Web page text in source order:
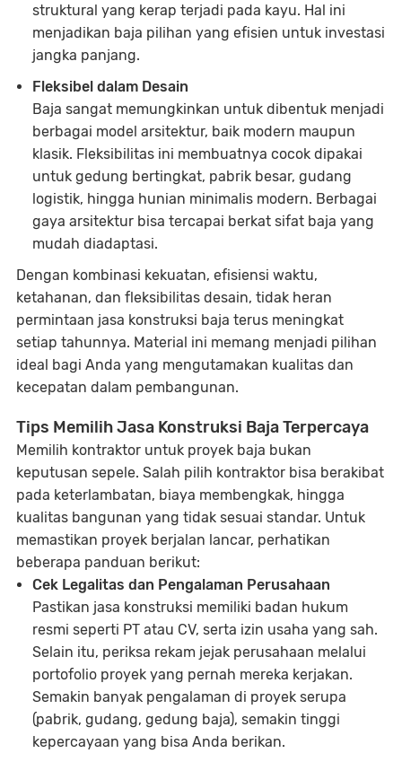
struktural yang kerap terjadi pada kayu. Hal ini
menjadikan baja pilihan yang efisien untuk investasi
jangka panjang.
Fleksibel dalam Desain
Baja sangat memungkinkan untuk dibentuk menjadi
berbagai model arsitektur, baik modern maupun
klasik. Fleksibilitas ini membuatnya cocok dipakai
untuk gedung bertingkat, pabrik besar, gudang
logistik, hingga hunian minimalis modern. Berbagai
gaya arsitektur bisa tercapai berkat sifat baja yang
mudah diadaptasi.
Dengan kombinasi kekuatan, efisiensi waktu,
ketahanan, dan fleksibilitas desain, tidak heran
permintaan jasa konstruksi baja terus meningkat
setiap tahunnya. Material ini memang menjadi pilihan
ideal bagi Anda yang mengutamakan kualitas dan
kecepatan dalam pembangunan.
Tips Memilih Jasa Konstruksi Baja Terpercaya
Memilih kontraktor untuk proyek baja bukan
keputusan sepele. Salah pilih kontraktor bisa berakibat
pada keterlambatan, biaya membengkak, hingga
kualitas bangunan yang tidak sesuai standar. Untuk
memastikan proyek berjalan lancar, perhatikan
beberapa panduan berikut:
Cek Legalitas dan Pengalaman Perusahaan
Pastikan jasa konstruksi memiliki badan hukum
resmi seperti PT atau CV, serta izin usaha yang sah.
Selain itu, periksa rekam jejak perusahaan melalui
portofolio proyek yang pernah mereka kerjakan.
Semakin banyak pengalaman di proyek serupa
(pabrik, gudang, gedung baja), semakin tinggi
kepercayaan yang bisa Anda berikan.